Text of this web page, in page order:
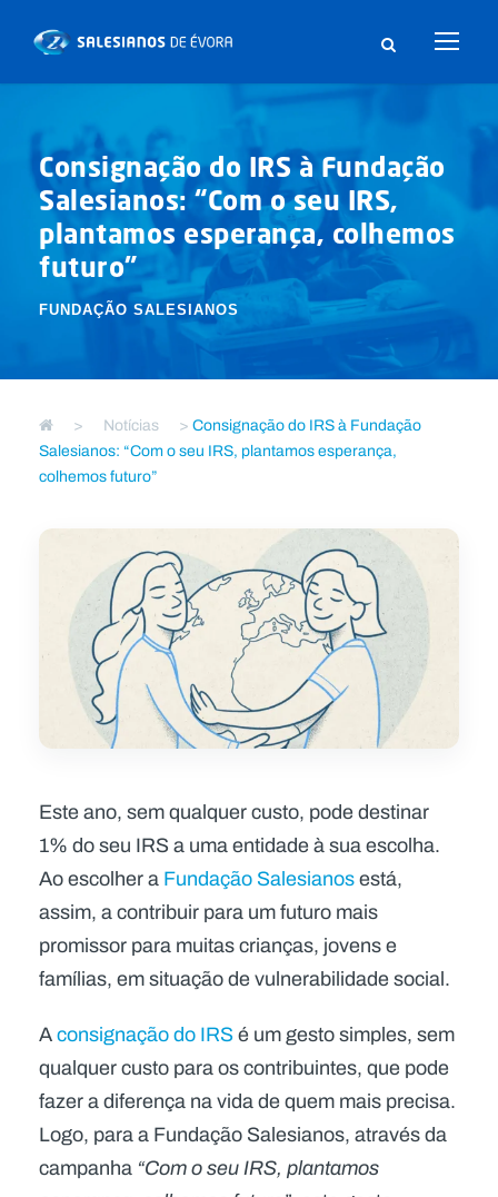
Consignação do IRS à Fundação
Salesianos: “Com o seu IRS,
plantamos esperança, colhemos
futuro”
FUNDAÇÃO SALESIANOS
> Notícias >Consignação do IRS à Fundação
Salesianos: “Com o seu IRS, plantamos esperança,
colhemos futuro”
Este ano, sem qualquer custo, pode destinar
1% do seu IRS a uma entidade à sua escolha.
Ao escolher aFundação Salesianosestá,
assim, a contribuir para um futuro mais
promissor para muitas crianças, jovens e
famílias, em situação de vulnerabilidade social.
Aconsignação do IRSé um gesto simples, sem
qualquer custo para os contribuintes, que pode
fazer a diferença na vida de quem mais precisa.
Logo, para a Fundação Salesianos, através da
campanha “Com o seu IRS, plantamos